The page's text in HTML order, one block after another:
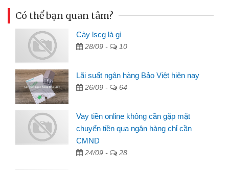
Có thể bạn quan tâm?
Cày lscg là gì
28/09 - 10
Lãi suất ngân hàng Bảo Việt hiện nay
26/09 - 64
Vay tiền online không cần gặp mặt
chuyển tiền qua ngân hàng chỉ cần
CMND
24/09 - 28